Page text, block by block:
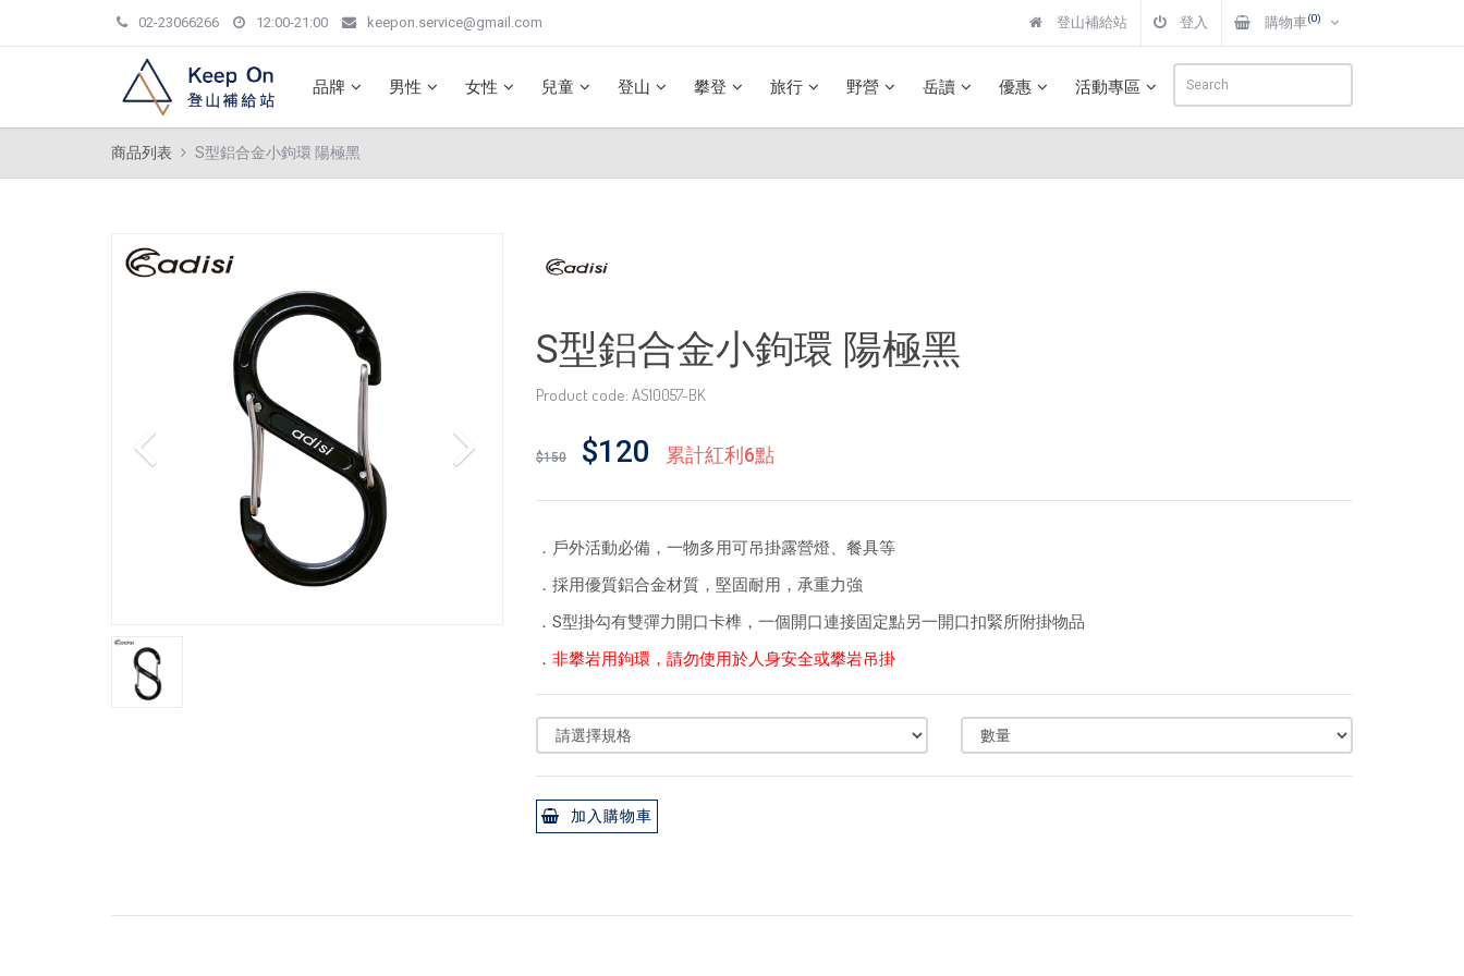
02-23066266 12:00-21:00 keepon.service@gmail.com 登山補給站 登入 購物車(0)
品牌 男性 女性 兒童 登山 攀登 旅行 野營 岳讀 優惠 活動專區
商品列表 S型鋁合金小鉤環 陽極黑
S型鋁合金小鉤環 陽極黑
Product code: AS10057-BK
$150 $120 累計紅利6點
．戶外活動必備，一物多用可吊掛露營燈、餐具等
．採用優質鋁合金材質，堅固耐用，承重力強
．S型掛勾有雙彈力開口卡榫，一個開口連接固定點另一開口扣緊所附掛物品
．非攀岩用鉤環，請勿使用於人身安全或攀岩吊掛
加入購物車